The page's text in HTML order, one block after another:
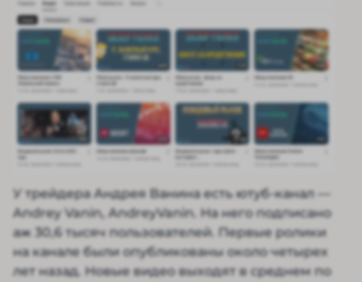
У трейдера Андрея Ванина есть ютуб-канал —
Andrey Vanin, AndreyVanin. На него подписано
аж 30,6 тысяч пользователей. Первые ролики
на канале были опубликованы около четырех
лет назад. Новые видео выходят в среднем по